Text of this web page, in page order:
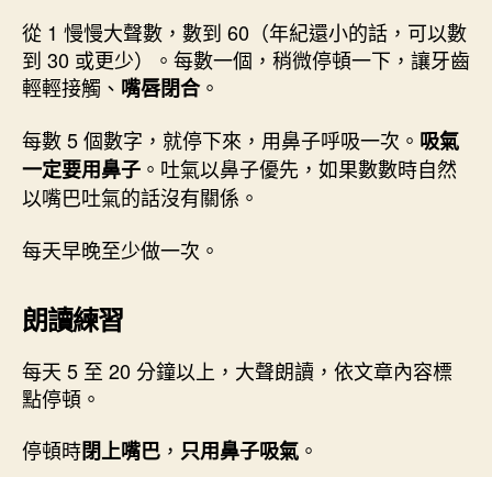
從 1 慢慢大聲數，數到 60（年紀還小的話，可以數
到 30 或更少）。每數一個，稍微停頓一下，讓牙齒
輕輕接觸、 嘴唇閉合。
每數 5 個數字，就停下來，用鼻子呼吸一次。 吸氣
一定要用鼻子 。吐氣以鼻子優先，如果數數時自然
以嘴巴吐氣的話沒有關係。
每天早晚至少做一次。
朗讀練習
每天 5 至 20 分鐘以上，大聲朗讀，依文章內容標
點停頓。
停頓時閉上嘴巴 ， 只用鼻子吸氣 。